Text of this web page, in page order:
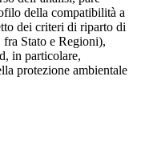
della compatibilità a
dei criteri di riparto di
Stato e Regioni),
in particolare,
protezione ambientale